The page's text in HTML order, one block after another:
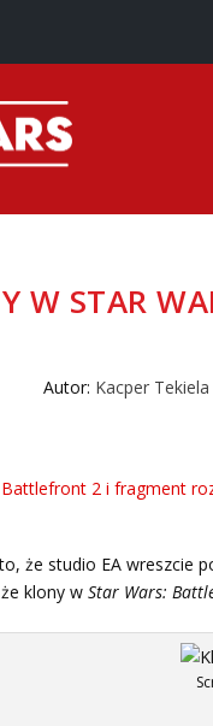
W STAR
Autor: Kacper Tekiela
że studio EA wreszcie
klony w Star Wars: